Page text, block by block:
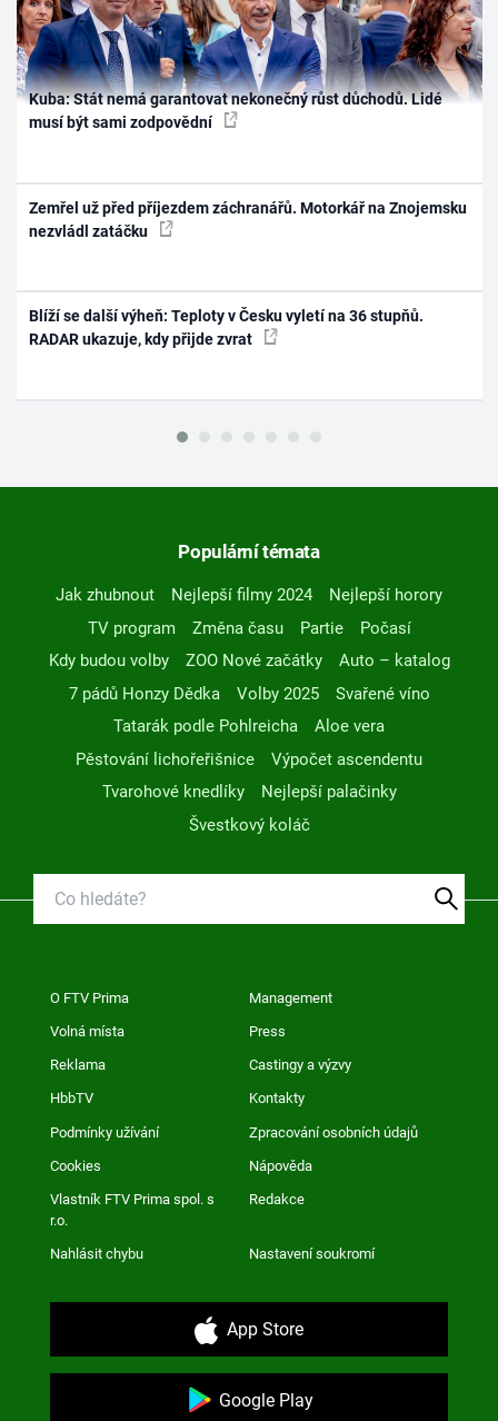
Kuba: Stát nemá garantovat nekonečný růst důchodů. Lidé
musí být sami zodpovědní
Zemřel už před příjezdem záchranářů. Motorkář na Znojemsku
nezvládl zatáčku
Blíží se další výheň: Teploty v Česku vyletí na 36 stupňů.
RADAR ukazuje, kdy přijde zvrat
Populární témata
Jak zhubnout Nejlepší filmy 2024
Nejlepší horory
TV program
Změna času Partie
Počasí
Kdy budou volby
ZOO Nové začátky
Auto – katalog
7 pádů Honzy Dědka
Volby 2025
Svařené víno
Tatarák podle Pohlreicha
Aloe vera
Pěstování lichořeřišnice
Výpočet ascendentu
Tvarohové knedlíky
Nejlepší palačinky
Švestkový koláč
O FTV Prima Management
Volná místa Press
Reklama Castingy a výzvy
HbbTV Kontakty
Podmínky užívání Zpracování osobních údajů
Cookies Nápověda
Vlastník FTV Prima spol. s
r.o.
Redakce
Nahlásit chybu Nastavení soukromí
App Store
Google Play